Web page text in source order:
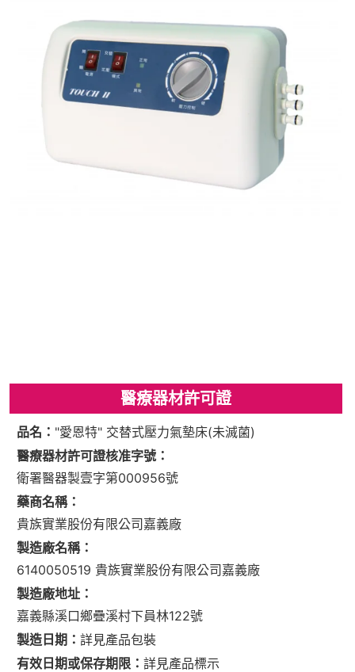
醫療器材許可證
品名： "愛恩特" 交替式壓力氣墊床(未滅菌)
醫療器材許可證核准字號：
衛署醫器製壹字第000956號
藥商名稱：
貴族實業股份有限公司嘉義廠
製造廠名稱：
6140050519 貴族實業股份有限公司嘉義廠
製造廠地址：
嘉義縣溪口鄉疊溪村下員林122號
製造日期： 詳見產品包裝
有效日期或保存期限： 詳見產品標示